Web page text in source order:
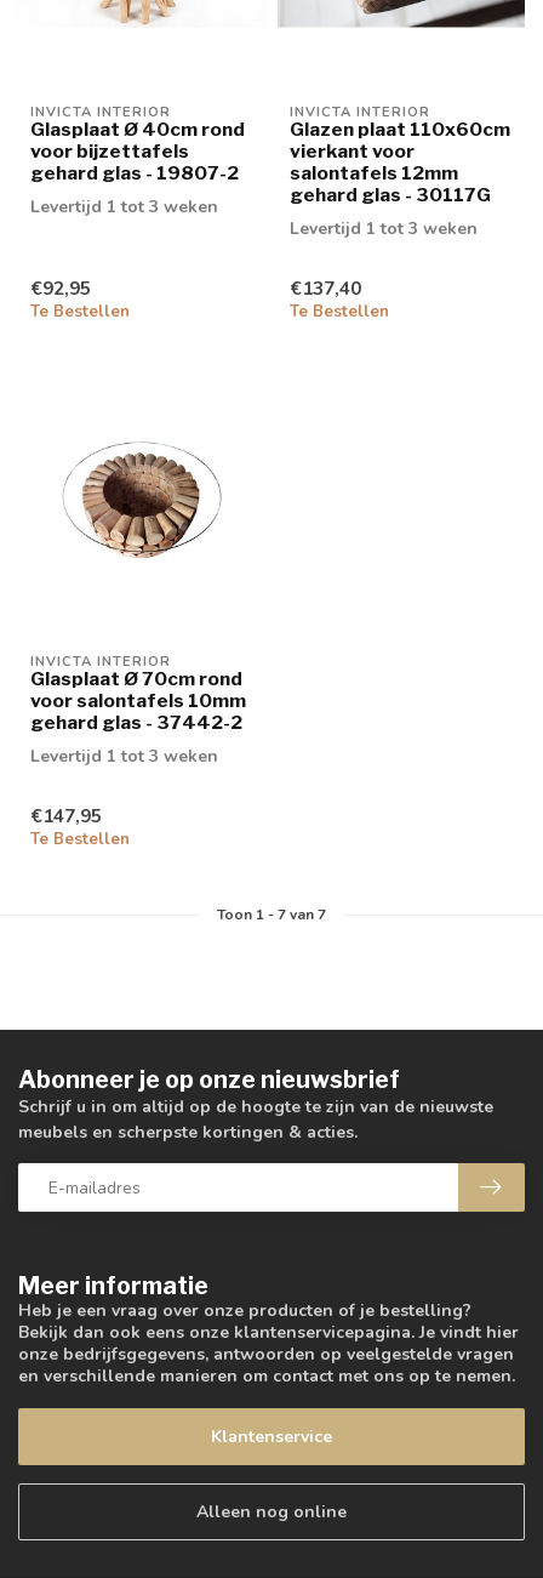
INVICTA INTERIOR
Glasplaat Ø 40cm rond
voor bijzettafels
gehard glas - 19807-2
Levertijd 1 tot 3 weken
€92,95
Te Bestellen
INVICTA INTERIOR
Glazen plaat 110x60cm
vierkant voor
salontafels 12mm
gehard glas - 30117G
Levertijd 1 tot 3 weken
€137,40
Te Bestellen
INVICTA INTERIOR
Glasplaat Ø 70cm rond
voor salontafels 10mm
gehard glas - 37442-2
Levertijd 1 tot 3 weken
€147,95
Te Bestellen
Toon 1-7van 7
Meer informatie
Heb je een vraag over onze producten of je bestelling?
Bekijk dan ook eens onze klantenservicepagina. Je vindt hier
onze bedrijfsgegevens, antwoorden op veelgestelde vragen
en verschillende manieren om contact met ons op te nemen.
Klantenservice
Alleen nog online
Abonneer je op onze nieuwsbrief
Schrijf u in om altijd op de hoogte te zijn van de nieuwste
meubels en scherpste kortingen & acties.